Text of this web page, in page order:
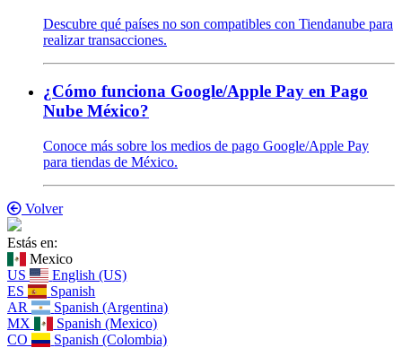
Descubre qué países no son compatibles con Tiendanube para
realizar transacciones.
¿Cómo funciona Google/Apple Pay en Pago
Nube México?
Conoce más sobre los medios de pago Google/Apple Pay
para tiendas de México.
Volver
Estás en:
Mexico
US
English (US)
ES
Spanish
AR
Spanish (Argentina)
MX
Spanish (Mexico)
CO
Spanish (Colombia)